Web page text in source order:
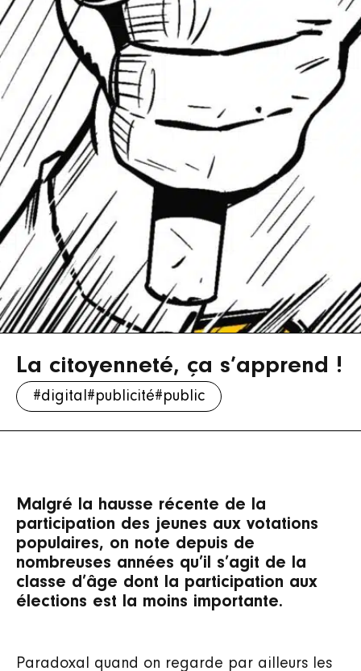
La citoyenneté, ça s’apprend !
#digital #publicité#public
Malgré la hausse récente de la
participation des jeunes aux votations
populaires, on note depuis de
nombreuses années qu’il s’agit de la
classe d’âge dont la participation aux
élections est la moins importante.
Paradoxal quand on regarde par ailleurs les